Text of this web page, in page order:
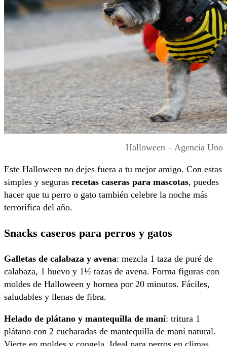
Halloween – Agencia Uno
Este Halloween no dejes fuera a tu mejor amigo. Con estas
simples y seguras recetas caseras para mascotas, puedes
hacer que tu perro o gato también celebre la noche más
terrorífica del año.
Snacks caseros para perros y gatos
Galletas de calabaza y avena: mezcla 1 taza de puré de
calabaza, 1 huevo y 1½ tazas de avena. Forma figuras con
moldes de Halloween y hornea por 20 minutos. Fáciles,
saludables y llenas de fibra.
Helado de plátano y mantequilla de maní: tritura 1
plátano con 2 cucharadas de mantequilla de maní natural.
Vierte en moldes y congela. Ideal para perros en climas